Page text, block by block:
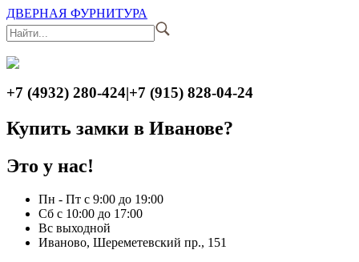
ДВЕРНАЯ ФУРНИТУРА
+7 (4932) 280-424|+7 (915) 828-04-24
Купить замки в Иванове?
Это у нас!
Пн - Пт с 9:00 до 19:00
Сб с 10:00 до 17:00
Вс выходной
Иваново, Шереметевский пр., 151